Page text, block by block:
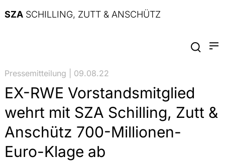
SZA SCHILLING, ZUTT & ANSCHÜTZ
Pressemitteilung | 09.08.22
EX-RWE Vorstandsmitglied
wehrt mit SZA Schilling, Zutt &
Anschütz 700-Millionen-
Euro-Klage ab